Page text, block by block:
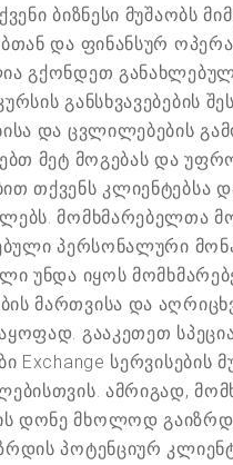
ბიზნესი მუშაობს
და ფინანსურ
გქონდეთ
განსხვავებების
და ცვლილებების
მეტ მოგებას და
თქვენს კლიენტებსა
მომხმარებელთა
პერსონალური
უნდა იყოს
მართვისა და
გააკეთეთ
Exchange სერვისების
ამრიგად,
დონე მხოლოდ
პოტენციურ